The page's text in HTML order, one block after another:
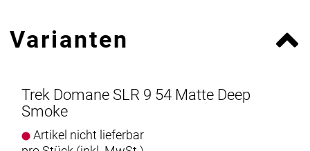
Unser bestes und leichtestes 800 Series OCLV
Carbon sowie eine neue gewichtsoptimierte
Vielseitige Reifenfreiheit
Ausgestattet ist es mit schnell rollenden 32 mm
breiten Reifen, aber dank der Reifenfreiheit bis 38-
Varianten
Trek Domane SLR 9 54 Matte Deep
Smoke
Artikel nicht lieferbar